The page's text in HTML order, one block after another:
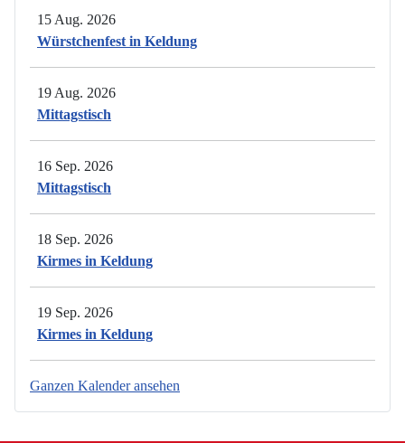
15 Aug. 2026
Würstchenfest in Keldung
19 Aug. 2026
Mittagstisch
16 Sep. 2026
Mittagstisch
18 Sep. 2026
Kirmes in Keldung
19 Sep. 2026
Kirmes in Keldung
Ganzen Kalender ansehen